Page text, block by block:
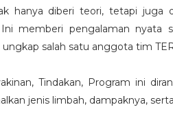
hanya diberi teori, tetapi
memberi pengalaman nyata
salah satu anggota tim
Tindakan, Program ini
jenis limbah, dampaknya,